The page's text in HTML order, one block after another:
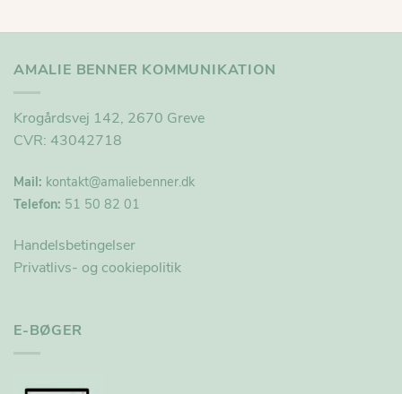
AMALIE BENNER KOMMUNIKATION
Krogårdsvej 142, 2670 Greve
CVR: 43042718
Mail: kontakt@amaliebenner.dk
Telefon: 51 50 82 01
Handelsbetingelser
Privatlivs- og cookiepolitik
E-BØGER